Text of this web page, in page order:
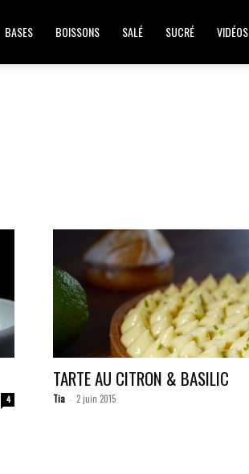
BASES BOISSONS SALÉ SUCRÉ VIDÉOS
4
TARTE AU CITRON & BASILIC
Tia - 2 juin 2015